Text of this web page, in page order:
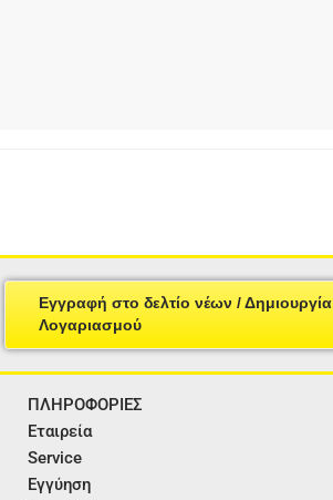
Εγγραφή στο δελτίο νέων / Δημιουργία
Λογαριασμού
ΠΛΗΡΟΦΟΡΙΕΣ
Εταιρεία
Service
Εγγύηση